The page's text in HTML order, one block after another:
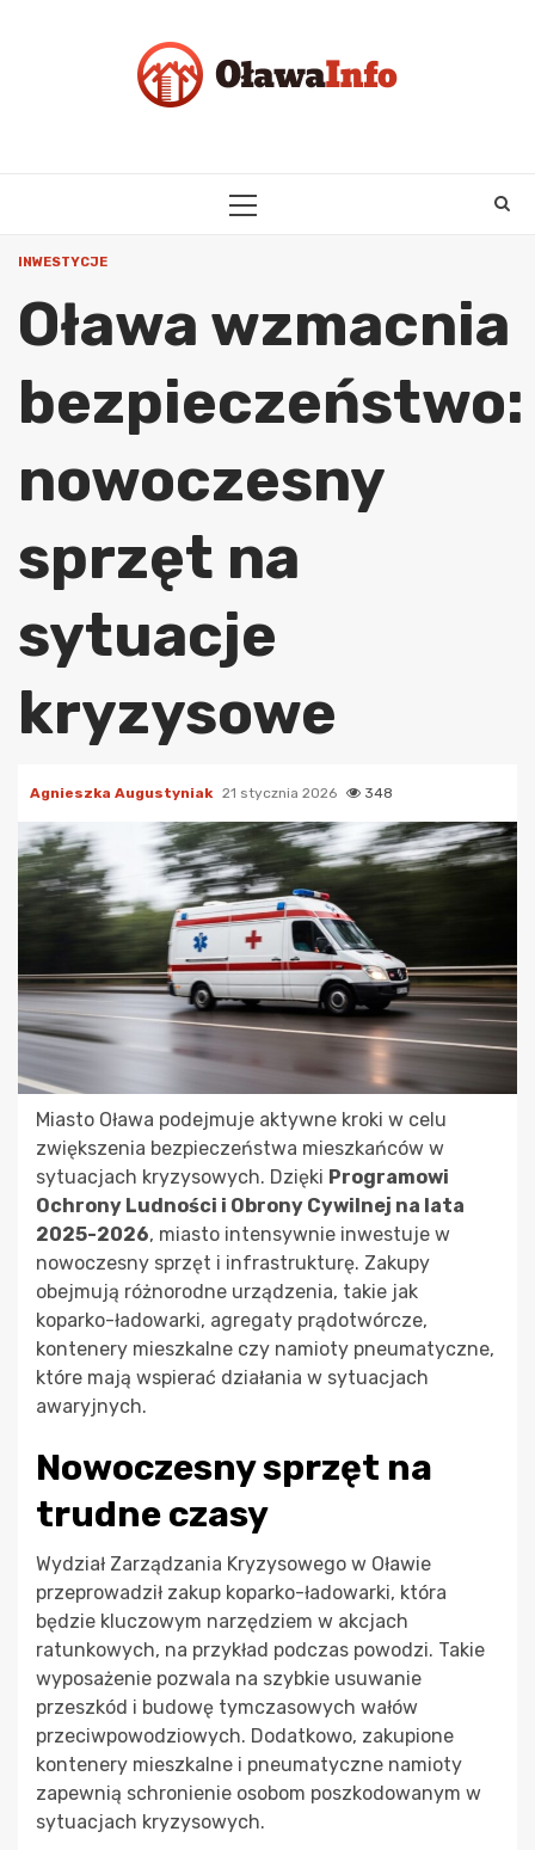
PRIMARY
INWESTYCJE
Oława wzmacnia
bezpieczeństwo:
nowoczesny
sprzęt na
sytuacje
kryzysowe
Agnieszka Augustyniak 21 stycznia 2026 348
Miasto Oława podejmuje aktywne kroki w celu
zwiększenia bezpieczeństwa mieszkańców w
sytuacjach kryzysowych. Dzięki Programowi
Ochrony Ludności i Obrony Cywilnej na lata
2025-2026, miasto intensywnie inwestuje w
nowoczesny sprzęt i infrastrukturę. Zakupy
obejmują różnorodne urządzenia, takie jak
koparko-ładowarki, agregaty prądotwórcze,
kontenery mieszkalne czy namioty pneumatyczne,
które mają wspierać działania w sytuacjach
awaryjnych.
Nowoczesny sprzęt na
trudne czasy
Wydział Zarządzania Kryzysowego w Oławie
przeprowadził zakup koparko-ładowarki, która
będzie kluczowym narzędziem w akcjach
ratunkowych, na przykład podczas powodzi. Takie
wyposażenie pozwala na szybkie usuwanie
przeszkód i budowę tymczasowych wałów
przeciwpowodziowych. Dodatkowo, zakupione
kontenery mieszkalne i pneumatyczne namioty
zapewnią schronienie osobom poszkodowanym w
sytuacjach kryzysowych.